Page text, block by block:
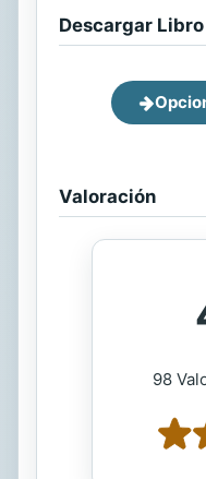
Descargar Libro
Valoración
98